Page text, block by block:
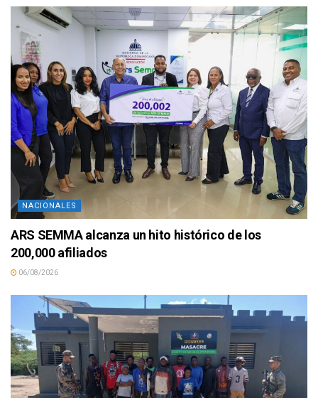
NACIONALES
ARS SEMMA alcanza un hito histórico de los
200,000 afiliados
06/08/2026